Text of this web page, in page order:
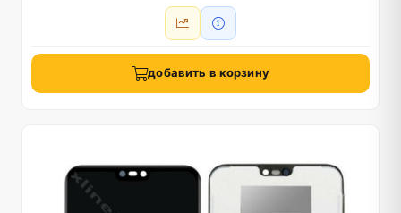
добавить в корзину